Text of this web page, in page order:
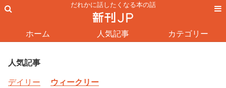
だれかに話したくなる本の話
ホーム 人気記事 カテゴリー
人気記事
デイリー
ウィークリー